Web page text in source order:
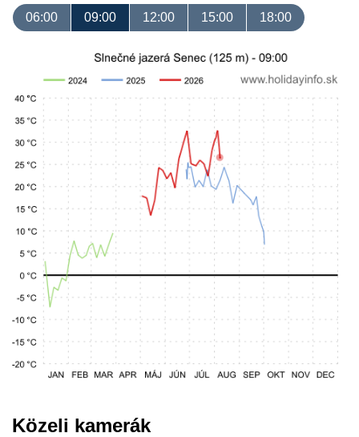
06:00 09:00 12:00 15:00 18:00
Közeli kamerák